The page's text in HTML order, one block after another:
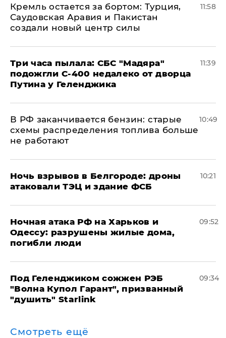
​Кремль остается за бортом: Турция,
Саудовская Аравия и Пакистан
создали новый центр силы
11:58
Три часа пылала: СБС "Мадяра"
подожгли С-400 недалеко от дворца
Путина у Геленджика
11:39
​В РФ заканчивается бензин: старые
схемы распределения топлива больше
не работают
10:49
​Ночь взрывов в Белгороде: дроны
атаковали ТЭЦ и здание ФСБ
10:21
​Ночная атака РФ на Харьков и
Одессу: разрушены жилые дома,
погибли люди
09:52
Под Геленджиком сожжен РЭБ
"Волна Купол Гарант", призванный
"душить" Starlink
09:34
Смотреть ещё